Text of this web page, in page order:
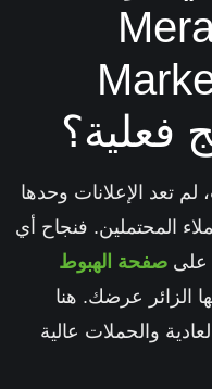
الإعلانات وحدها
المحتملين. فنجاح أي
صفحة الهبوط
عرضك. هنا
والحملات عالية